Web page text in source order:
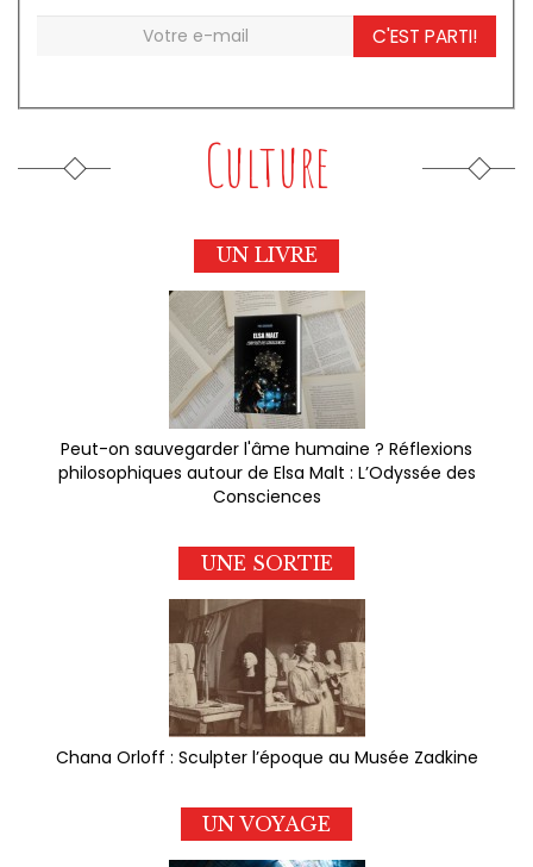
C'EST PARTI!
Culture
UN LIVRE
Peut-on sauvegarder l'âme humaine ? Réflexions
philosophiques autour de Elsa Malt : L’Odyssée des
Consciences
UNE SORTIE
Chana Orloff : Sculpter l’époque au Musée Zadkine
UN VOYAGE